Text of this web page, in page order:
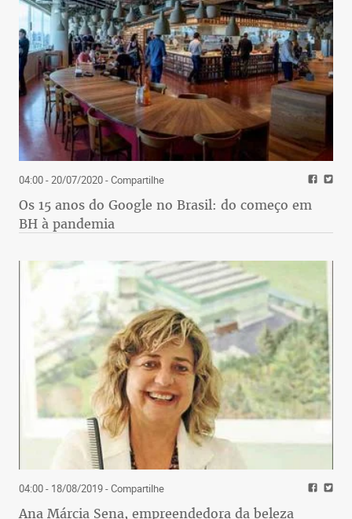
04:00 - 20/07/2020- Compartilhe
Os 15 anos do Google no Brasil: do começo em
BH à pandemia
04:00 - 18/08/2019- Compartilhe
Ana Márcia Sena, empreendedora da beleza